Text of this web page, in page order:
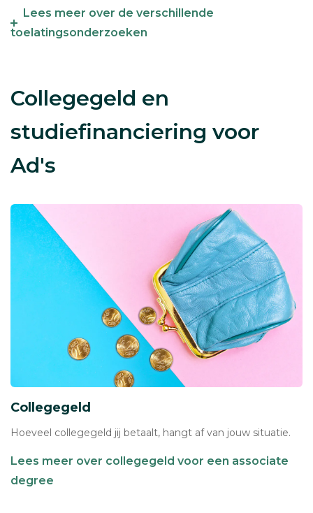
Lees meer over de verschillende
toelatingsonderzoeken
Collegegeld en
studiefinanciering voor
Ad's
Collegegeld
Hoeveel collegegeld jij betaalt, hangt af van jouw situatie.
Lees meer over collegegeld voor een associate
degree